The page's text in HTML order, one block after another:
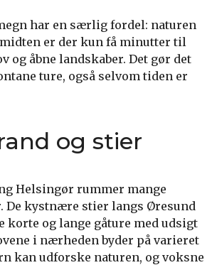
har en særlig fordel: naturen
er der kun få minutter til
og åbne landskaber. Det gør det
ture, også selvom tiden er
og stier
Helsingør rummer mange
De kystnære stier langs Øresund
korte og lange gåture med udsigt
i nærheden byder på varieret
kan udforske naturen, og voksne